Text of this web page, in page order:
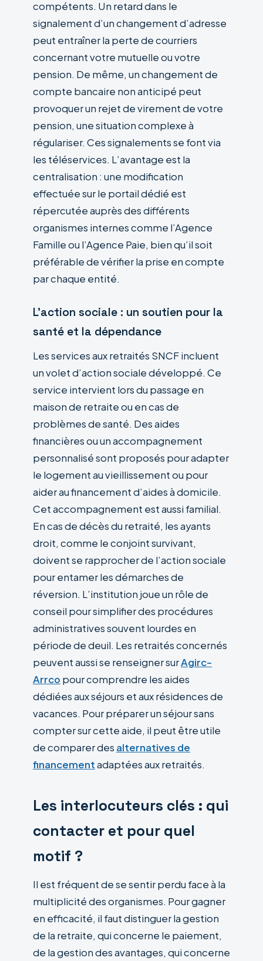
compétents. Un retard dans le
signalement d’un changement d’adresse
peut entraîner la perte de courriers
concernant votre mutuelle ou votre
pension. De même, un changement de
compte bancaire non anticipé peut
provoquer un rejet de virement de votre
pension, une situation complexe à
régulariser. Ces signalements se font via
les téléservices. L’avantage est la
centralisation : une modification
effectuée sur le portail dédié est
répercutée auprès des différents
organismes internes comme l’Agence
Famille ou l’Agence Paie, bien qu’il soit
préférable de vérifier la prise en compte
par chaque entité.
L’action sociale : un soutien pour la
santé et la dépendance
Les services aux retraités SNCF incluent
un volet d’action sociale développé. Ce
service intervient lors du passage en
maison de retraite ou en cas de
problèmes de santé. Des aides
financières ou un accompagnement
personnalisé sont proposés pour adapter
le logement au vieillissement ou pour
aider au financement d’aides à domicile.
Cet accompagnement est aussi familial.
En cas de décès du retraité, les ayants
droit, comme le conjoint survivant,
doivent se rapprocher de l’action sociale
pour entamer les démarches de
réversion. L’institution joue un rôle de
conseil pour simplifier des procédures
administratives souvent lourdes en
période de deuil. Les retraités concernés
peuvent aussi se renseigner surAgirc-
Arrco pour comprendre les aides
dédiées aux séjours et aux résidences de
vacances. Pour préparer un séjour sans
compter sur cette aide, il peut être utile
de comparer des alternatives de
financementadaptées aux retraités.
Les interlocuteurs clés : qui
contacter et pour quel
motif ?
Il est fréquent de se sentir perdu face à la
multiplicité des organismes. Pour gagner
en efficacité, il faut distinguer la gestion
de la retraite, qui concerne le paiement,
de la gestion des avantages, qui concerne